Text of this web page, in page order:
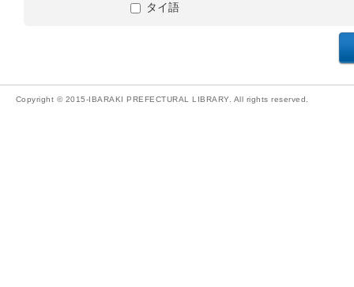
タイ語
Copyright © 2015-IBARAKI PREFECTURAL LIBRARY. All rights reserved.